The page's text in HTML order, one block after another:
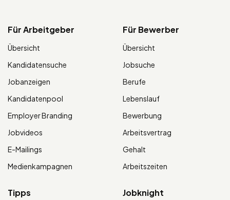
Für Arbeitgeber
Übersicht
Kandidatensuche
Jobanzeigen
Kandidatenpool
Employer Branding
Jobvideos
E-Mailings
Medienkampagnen
Für Bewerber
Übersicht
Jobsuche
Berufe
Lebenslauf
Bewerbung
Arbeitsvertrag
Gehalt
Arbeitszeiten
Tipps Jobknight